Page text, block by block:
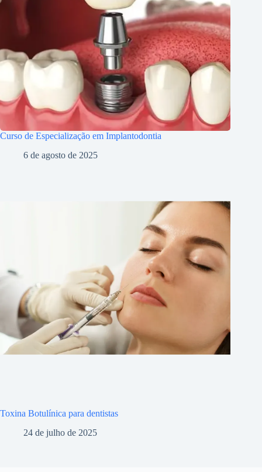
Curso de Especialização em Implantodontia
6 de agosto de 2025
Toxina Botulínica para dentistas
24 de julho de 2025